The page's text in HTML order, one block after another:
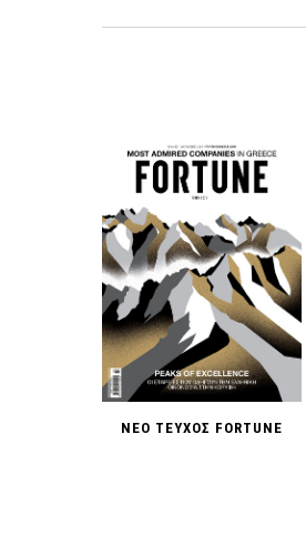
ΝΕΟ ΤΕΥΧΟΣ FORTUNE